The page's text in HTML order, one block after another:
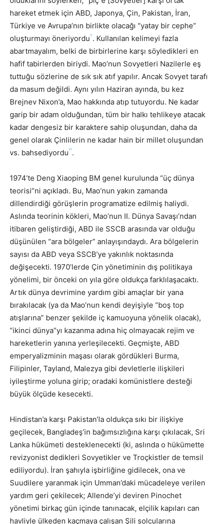
hareket etmek için ABD, Japonya, Çin, Pakistan, İran,
Türkiye ve Avrupa’nın birlikte olacağı “yatay bir cephe”
oluşturmayı öneriyorduv. Kullanılan kelimeyi fazla
abartmayalım, belki de birbirlerine karşı söyledikleri en
hafif tabirlerden biriydi. Mao’nun Sovyetleri Nazilerle eş
tuttuğu sözlerine de sık sık atıf yapılır. Ancak Sovyet tarafı
da masum değildi. Aynı yılın Haziran ayında, bu kez
Brejnev Nixon’a, Mao hakkında atıp tutuyordu. Ne kadar
garip bir adam olduğundan, tüm bir halkı tehlikeye atacak
kadar dengesiz bir karaktere sahip oluşundan, daha da
genel olarak Çinlilerin ne kadar hain bir millet oluşundan
vs. bahsediyorduvi.
1974’te Deng Xiaoping BM genel kurulunda “üç dünya
teorisi”ni açıkladı. Bu, Mao’nun yakın zamanda
dillendirdiği görüşlerin programatize edilmiş haliydi.
Aslında teorinin kökleri, Mao’nun II. Dünya Savaşı’ndan
itibaren geliştirdiği, ABD ile SSCB arasında var olduğu
düşünülen “ara bölgeler” anlayışındaydı. Ara bölgelerin
sayısı da ABD veya SSCB’ye yakınlık noktasında
değişecekti. 1970’lerde Çin yönetiminin dış politikaya
yönelimi, bir önceki on yıla göre oldukça farklılaşacaktı.
Artık dünya devrimine yardım gibi amaçlar bir yana
bırakılacak (ya da Mao’nun kendi deyişiyle “boş top
atışlarına” benzer şekilde iç kamuoyuna yönelik olacak),
“ikinci dünya”yı kazanma adına hiç olmayacak rejim ve
hareketlerin yanına yerleşilecekti. Geçmişte, ABD
emperyalizminin maşası olarak gördükleri Burma,
Filipinler, Tayland, Malezya gibi devletlerle ilişkileri
iyileştirme yoluna girip; oradaki komünistlere desteği
büyük ölçüde kesecekti.
Hindistan’a karşı Pakistan’la oldukça sıkı bir ilişkiye
geçilecek, Bangladeş’in bağımsızlığına karşı çıkılacak, Sri
Lanka hükümeti desteklenecekti (ki, aslında o hükümette
revizyonist dedikleri Sovyetikler ve Troçkistler de temsil
ediliyordu). İran şahıyla işbirliğine gidilecek, ona ve
Suudilere yaranmak için Umman’daki mücadeleye verilen
yardım geri çekilecek; Allende’yi deviren Pinochet
yönetimi birkaç gün içinde tanınacak, elçilik kapıları can
havliyle ülkeden kaçmaya çalışan Şili solcularına